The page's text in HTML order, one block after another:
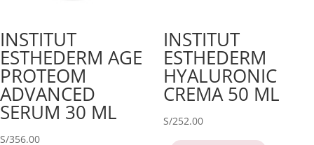
INSTITUT
ESTHEDERM AGE
PROTEOM
ADVANCED
SERUM 30 ML
S/356.00
INSTITUT
ESTHEDERM
HYALURONIC
CREMA 50 ML
S/252.00